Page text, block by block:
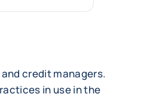
credit managers.
in use in the